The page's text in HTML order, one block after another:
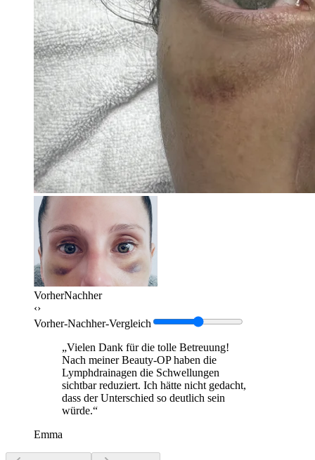
VorherNachher
‹›
Vorher-Nachher-Vergleich
„Vielen Dank für die tolle Betreuung!
Nach meiner Beauty-OP haben die
Lymphdrainagen die Schwellungen
sichtbar reduziert. Ich hätte nicht gedacht,
dass der Unterschied so deutlich sein
würde.“
Emma